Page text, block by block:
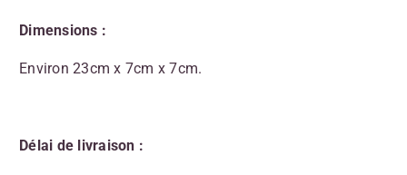
Dimensions :
Environ 23cm x 7cm x 7cm.
Délai de livraison :